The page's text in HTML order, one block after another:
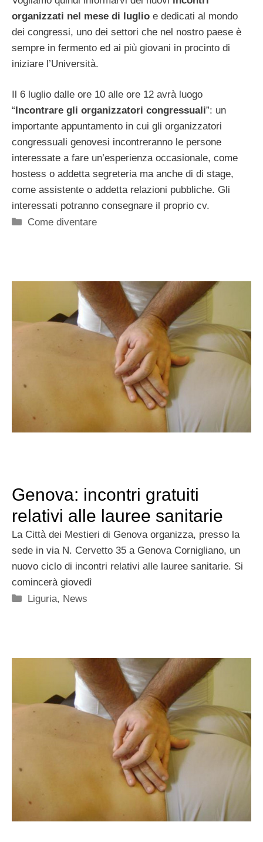
organizzati nel mese di luglio e dedicati al mondo
dei congressi, uno dei settori che nel nostro paese è
sempre in fermento ed ai più giovani in procinto di
iniziare l’Università.
Il 6 luglio dalle ore 10 alle ore 12 avrà luogo
“Incontrare gli organizzatori congressuali”: un
importante appuntamento in cui gli organizzatori
congressuali genovesi incontreranno le persone
interessate a fare un’esperienza occasionale, come
hostess o addetta segreteria ma anche di di stage,
come assistente o addetta relazioni pubbliche. Gli
interessati potranno consegnare il proprio cv.
Categorie
Come diventare
Genova: incontri gratuiti
relativi alle lauree sanitarie
La Città dei Mestieri di Genova organizza, presso la
sede in via N. Cervetto 35 a Genova Cornigliano, un
nuovo ciclo di incontri relativi alle lauree sanitarie. Si
comincerà giovedì
Categorie
Liguria, News